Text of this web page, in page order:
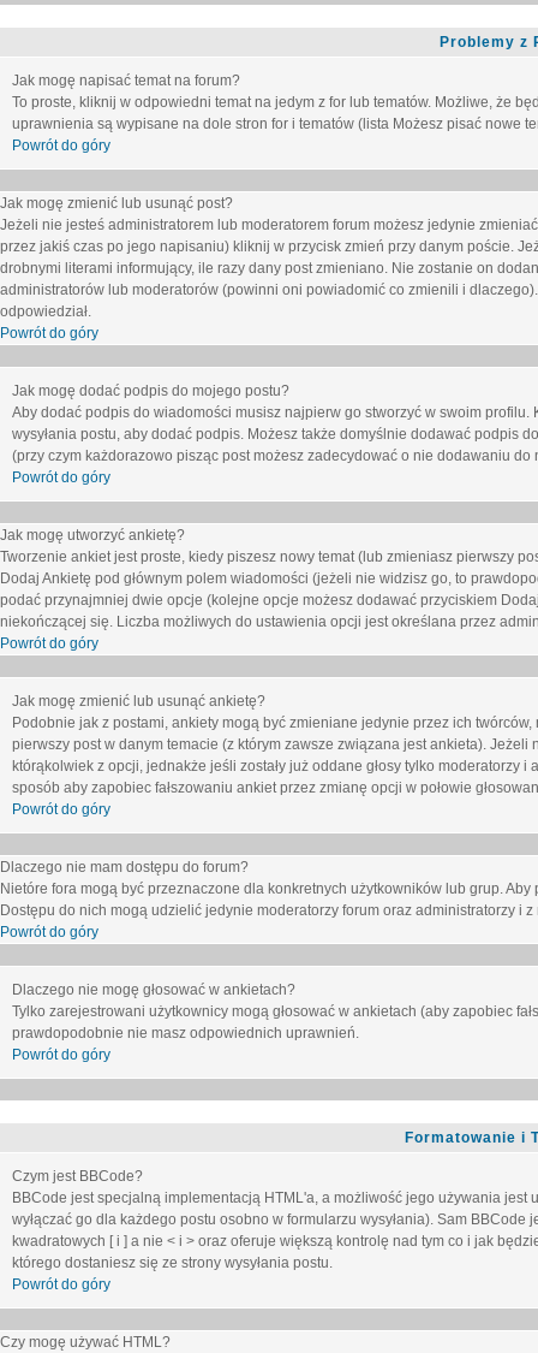
Problemy z
Jak mogę napisać temat na forum?
To proste, kliknij w odpowiedni temat na jedym z for lub tematów. Możliwe, że
uprawnienia są wypisane na dole stron for i tematów (lista Możesz pisać nowe
Powrót do góry
Jak mogę zmienić lub usunąć post?
Jeżeli nie jesteś administratorem lub moderatorem forum możesz jedynie
przez jakiś czas po jego napisaniu) kliknij w przycisk zmień przy danym poście.
drobnymi literami informujący, ile razy dany post zmieniano. Nie zostanie on
administratorów lub moderatorów (powinni oni powiadomić co zmienili i
odpowiedział.
Powrót do góry
Jak mogę dodać podpis do mojego postu?
Aby dodać podpis do wiadomości musisz najpierw go stworzyć w swoim
wysyłania postu, aby dodać podpis. Możesz także domyślnie dodawać podpis
(przy czym każdorazowo pisząc post możesz zadecydować o nie dodawaniu
Powrót do góry
Jak mogę utworzyć ankietę?
Tworzenie ankiet jest proste, kiedy piszesz nowy temat (lub zmieniasz pierwszy
Dodaj Ankietę pod głównym polem wiadomości (jeżeli nie widzisz go, to
podać przynajmniej dwie opcje (kolejne opcje możesz dodawać przyciskiem
niekończącej się. Liczba możliwych do ustawienia opcji jest określana przez
Powrót do góry
Jak mogę zmienić lub usunąć ankietę?
Podobnie jak z postami, ankiety mogą być zmieniane jedynie przez ich
pierwszy post w danym temacie (z którym zawsze związana jest ankieta).
którąkolwiek z opcji, jednakże jeśli zostały już oddane głosy tylko
sposób aby zapobiec fałszowaniu ankiet przez zmianę opcji w połowie
Powrót do góry
Dlaczego nie mam dostępu do forum?
Nietóre fora mogą być przeznaczone dla konkretnych użytkowników lub grup.
Dostępu do nich mogą udzielić jedynie moderatorzy forum oraz administratorzy i
Powrót do góry
Dlaczego nie mogę głosować w ankietach?
Tylko zarejestrowani użytkownicy mogą głosować w ankietach (aby zapobiec
prawdopodobnie nie masz odpowiednich uprawnień.
Powrót do góry
Formatowanie i
Czym jest BBCode?
BBCode jest specjalną implementacją HTML'a, a możliwość jego używania
wyłączać go dla każdego postu osobno w formularzu wysyłania). Sam
kwadratowych [ i ] a nie < i > oraz oferuje większą kontrolę nad tym co i jak
którego dostaniesz się ze strony wysyłania postu.
Powrót do góry
Czy mogę używać HTML?